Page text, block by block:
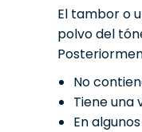
El tambor o
polvo del
No
Tiene una
En